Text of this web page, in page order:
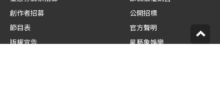
創作者招募
節目表
版權宣告
公開招標
官方聲明
星藝象娛樂